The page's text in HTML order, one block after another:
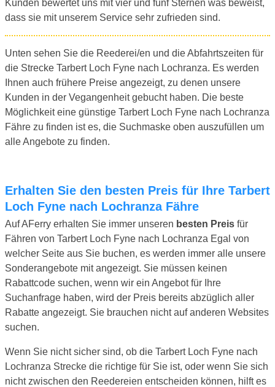
Kunden bewertet uns mit vier und fünf Sternen was beweist,
dass sie mit unserem Service sehr zufrieden sind.
Unten sehen Sie die Reederei/en und die Abfahrtszeiten für
die Strecke Tarbert Loch Fyne nach Lochranza. Es werden
Ihnen auch frühere Preise angezeigt, zu denen unsere
Kunden in der Vegangenheit gebucht haben. Die beste
Möglichkeit eine günstige Tarbert Loch Fyne nach Lochranza
Fähre zu finden ist es, die Suchmaske oben auszufüllen um
alle Angebote zu finden.
Erhalten Sie den besten Preis für Ihre Tarbert
Loch Fyne nach Lochranza Fähre
Auf AFerry erhalten Sie immer unseren besten Preis für
Fähren von Tarbert Loch Fyne nach Lochranza Egal von
welcher Seite aus Sie buchen, es werden immer alle unsere
Sonderangebote mit angezeigt. Sie müssen keinen
Rabattcode suchen, wenn wir ein Angebot für Ihre
Suchanfrage haben, wird der Preis bereits abzüglich aller
Rabatte angezeigt. Sie brauchen nicht auf anderen Websites
suchen.
Wenn Sie nicht sicher sind, ob die Tarbert Loch Fyne nach
Lochranza Strecke die richtige für Sie ist, oder wenn Sie sich
nicht zwischen den Reedereien entscheiden können, hilft es